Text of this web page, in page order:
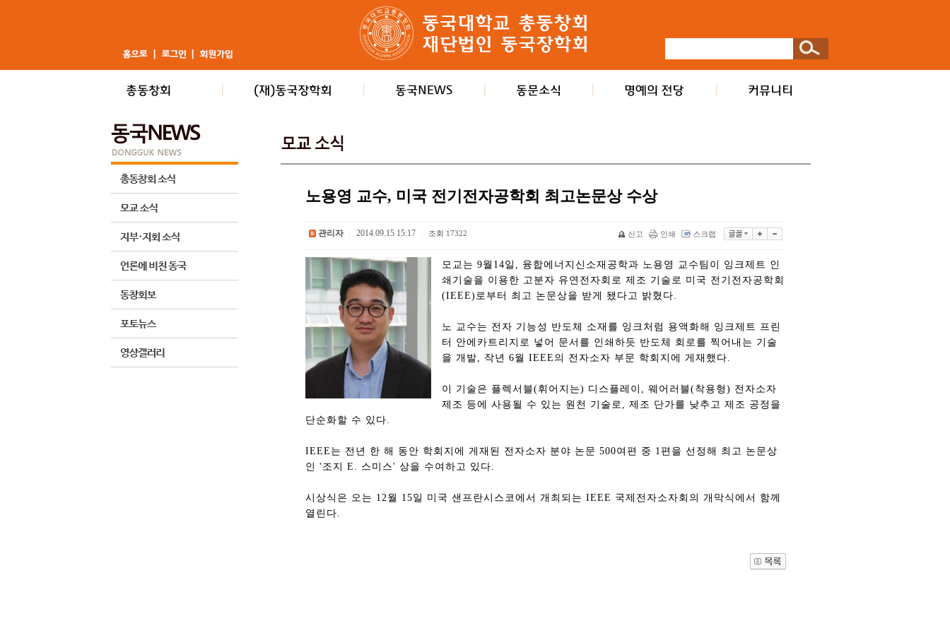
노용영 교수, 미국 전기전자공학회 최고논문상 수상
관리자 2014.09.15 15:17 조회 17322 신고 인쇄 스크랩
모교는 9월14일, 융합에너지신소재공학과 노용영 교수팀이 잉크제트 인
쇄기술을 이용한 고분자 유연전자회로 제조 기술로 미국 전기전자공학회
(IEEE)로부터 최고 논문상을 받게 됐다고 밝혔다.
노 교수는 전자 기능성 반도체 소재를 잉크처럼 용액화해 잉크제트 프린
터 안에카트리지로 넣어 문서를 인쇄하듯 반도체 회로를 찍어내는 기술
을 개발, 작년 6월 IEEE의 전자소자 부문 학회지에 게재했다.
이 기술은 플렉서블(휘어지는) 디스플레이, 웨어러블(착용형) 전자소자
제조 등에 사용될 수 있는 원천 기술로, 제조 단가를 낮추고 제조 공정을
단순화할 수 있다.
IEEE는 전년 한 해 동안 학회지에 게재된 전자소자 분야 논문 500여편 중 1편을 선정해 최고 논문상
인 '조지 E. 스미스' 상을 수여하고 있다.
시상식은 오는 12월 15일 미국 샌프란시스코에서 개최되는 IEEE 국제전자소자회의 개막식에서 함께
열린다.